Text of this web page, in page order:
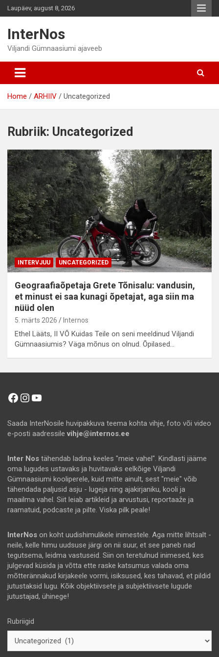
Skip
to
Laupäev, august 8, 2026
InterNos
Viljandi Gümnaasiumi ajaveeb
Home ARHIIV Uncategorized
Rubriik: Uncategorized
INTERVJUU UNCATEGORIZED
Geograafiaõpetaja Grete Tõnisalu: vandusin,
et minust ei saa kunagi õpetajat, aga siin ma
nüüd olen
5. märts 2026 Internos
Ethel Lääts, II VÕ Kuidas Teile on seni meeldinud Viljandi
Gümnaasiumis? Väga mõnus on olnud. Õpilased…
Facebook
Instagram
YouTube
Saada InterNosile huvipakkuva teema kohta vihje, foto või video
e-posti aadressile vihje@internos.ee
Inter Nos tähendab ladina keeles "meie vahel". Kindlasti jääme
oma lugudes ustavaks ja huvitavaks eelkõige Viljandi
Gümnaasiumi kooliperele, kuid mitte ainult, sest "meie" võib
tähendada paljusid asju - lugeja ning ajakirjaniku, kooli ja
maailma vahel. Siit leiab artikleid ja arvustusi, reportaaže ja
raamatuid, podcaste ja pilte. Viska pilk peale!
InterNos on koht uudishimulikele inimestele. Aga mitte lihtsalt -
neile, kelle himu uudsuse järgi on nii suur, et see paneb nad
tegutsema, leidma vastuseid. Siin on teretulnud inimesed, kes
julgevad küsida ja võtta ette raske katsumus valada oma
mõtterännakud kirjakeele vormi, isiksused, kes tahavad, et pildid
jutustaksid lugu. Kõik objektiivsete ja subjektiivsete lugude
jutustajad, ühinege!
Rubriigid